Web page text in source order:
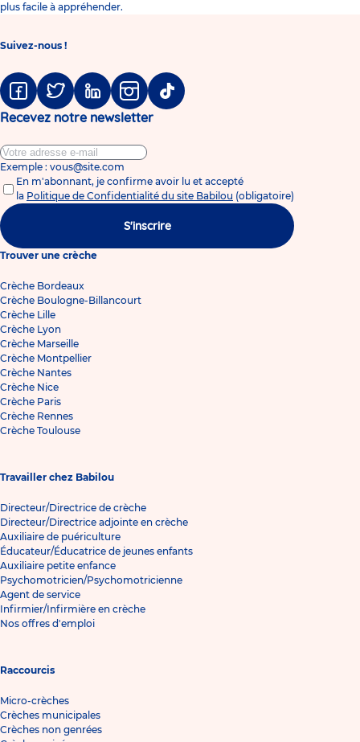
plus facile à appréhender.
Suivez-nous !
FacebookTwitter LinkedinInstagramTiktok
Recevez notre newsletter
Exemple : vous@site.com
En m'abonnant, je confirme avoir lu et accepté
la Politique de Confidentialité du site Babilou (obligatoire)
S'inscrire
Trouver une crèche
Crèche Bordeaux
Crèche Boulogne-Billancourt
Crèche Lille
Crèche Lyon
Crèche Marseille
Crèche Montpellier
Crèche Nantes
Crèche Nice
Crèche Paris
Crèche Rennes
Crèche Toulouse
Travailler chez Babilou
Directeur/Directrice de crèche
Directeur/Directrice adjointe en crèche
Auxiliaire de puériculture
Éducateur/Éducatrice de jeunes enfants
Auxiliaire petite enfance
Psychomotricien/Psychomotricienne
Agent de service
Infirmier/Infirmière en crèche
Nos offres d'emploi
Raccourcis
Micro-crèches
Crèches municipales
Crèches non genrées